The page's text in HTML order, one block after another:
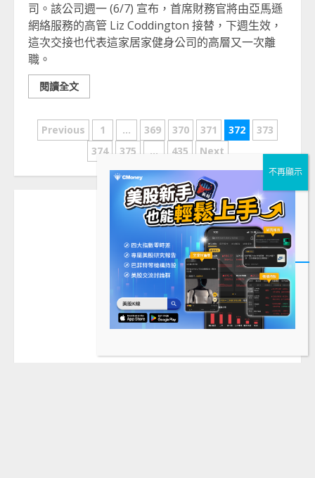
司。該公司週一 (6/7) 宣布，首席財務官將由亞馬遜
網絡服務的高管 Liz Coddington 接替，下週生效，
這次交接也代表這家居家健身公司的高層又一次離
職。
閱讀全文
文
分
Previous 1 ... 369 370 371 372
373
374
375 ... 435 Next